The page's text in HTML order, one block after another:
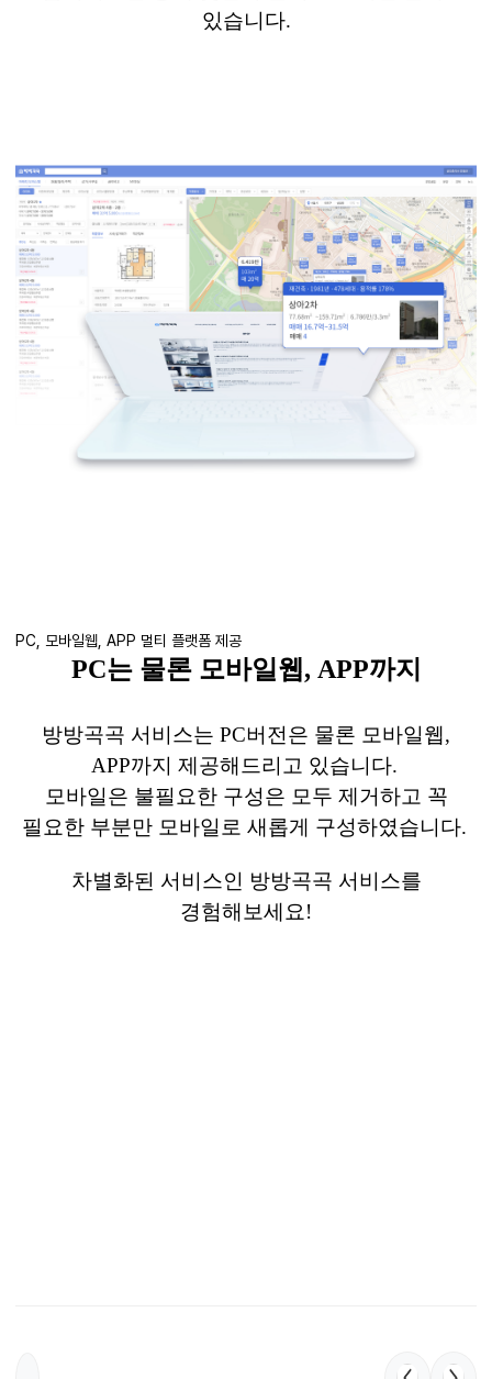
있습니다.
PC, 모바일웹, APP 멀티 플랫폼 제공
PC는 물론 모바일웹, APP까지
방방곡곡 서비스는 PC버전은 물론 모바일웹,
APP까지 제공해드리고 있습니다.
모바일은 불필요한 구성은 모두 제거하고 꼭
필요한 부분만 모바일로 새롭게 구성하였습니다.
차별화된 서비스인 방방곡곡 서비스를
경험해보세요!